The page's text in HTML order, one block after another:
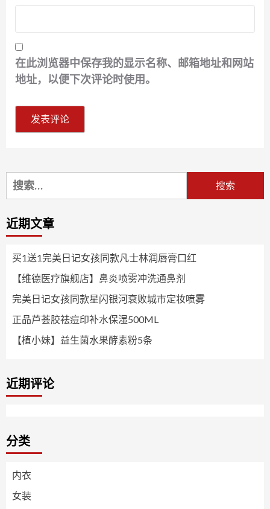
在此浏览器中保存我的显示名称、邮箱地址和网站
地址，以便下次评论时使用。
搜
索：
近期文章
买1送1完美日记女孩同款凡士林润唇膏口红
【维德医疗旗舰店】鼻炎喷雾冲洗通鼻剂
完美日记女孩同款星闪银河衰败城市定妆喷雾
正品芦荟胶祛痘印补水保湿500ML
【植小妹】益生菌水果酵素粉5条
近期评论
分类
内衣
女装